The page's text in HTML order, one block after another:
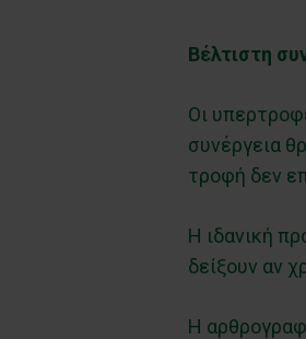
Βέλτιστη
Οι
συνέργεια
τροφή δεν
Η ιδανική
δείξουν αν
Η